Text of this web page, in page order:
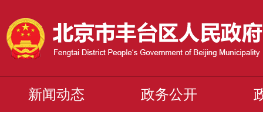
新闻动态 政务公开